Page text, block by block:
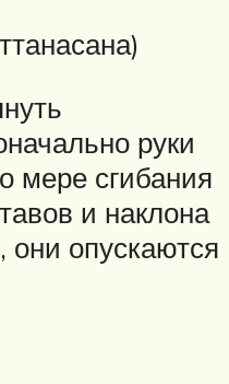
руки
мере сгибания
и наклона
опускаются